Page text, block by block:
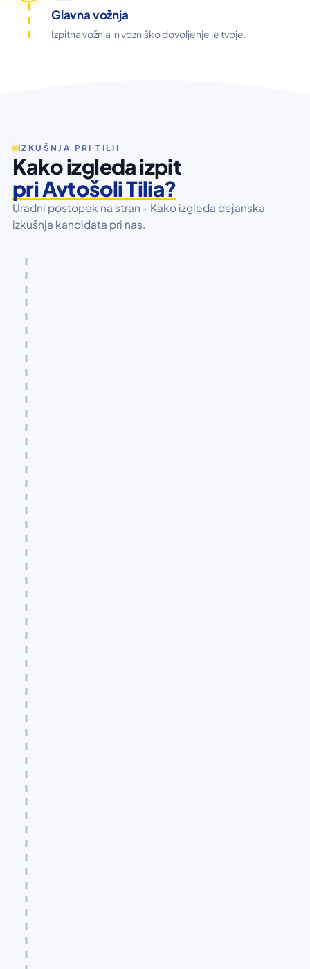
Glavna vožnja
Izpitna vožnja in vozniško dovoljenje je tvoje.
IZKUŠNJA PRI TILII
Kako izgleda izpit
pri Avtošoli Tilia?
Uradni postopek na stran - Kako izgleda dejanska
izkušnja kandidata pri nas.